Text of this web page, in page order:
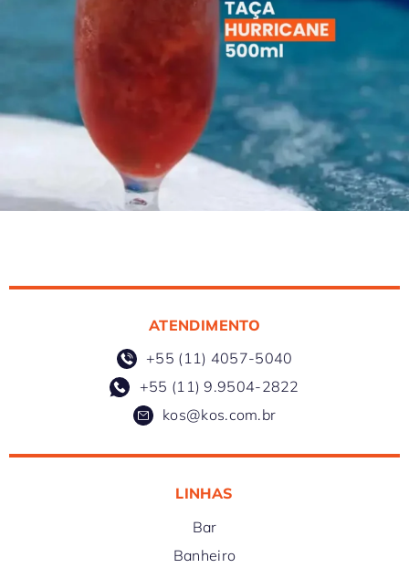
ATENDIMENTO
+55 (11) 4057-5040
+55 (11) 9.9504-2822
kos@kos.com.br
LINHAS
Bar
Banheiro